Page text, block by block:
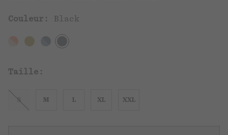
Couleur: Black
Taille:
S M L XL XXL